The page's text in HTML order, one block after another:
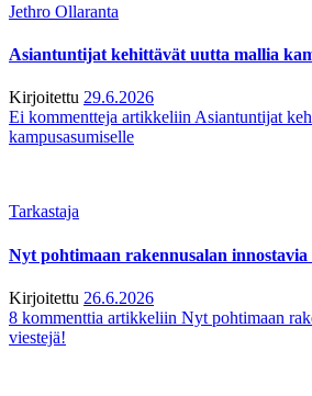
Jethro Ollaranta
Asiantuntijat kehittävät uutta mallia
Kirjoitettu 29.6.2026
Ei kommentteja artikkeliin Asiantuntijat
kampusasumiselle
Tarkastaja
Nyt pohtimaan rakennusalan innostavia
Kirjoitettu 26.6.2026
8 kommenttia artikkeliin Nyt pohtimaan
viestejä!